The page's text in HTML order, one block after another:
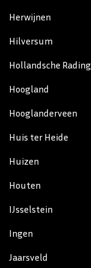
Herwijnen
Hilversum
Hollandsche Rading
Hoogland
Hooglanderveen
Huis ter Heide
Huizen
Houten
IJsselstein
Ingen
Jaarsveld